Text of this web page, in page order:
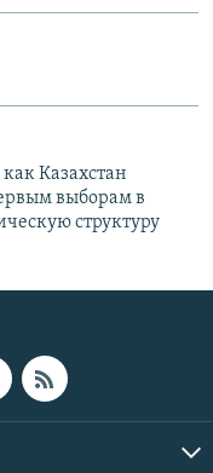
Казахстан
выборам в
структуру